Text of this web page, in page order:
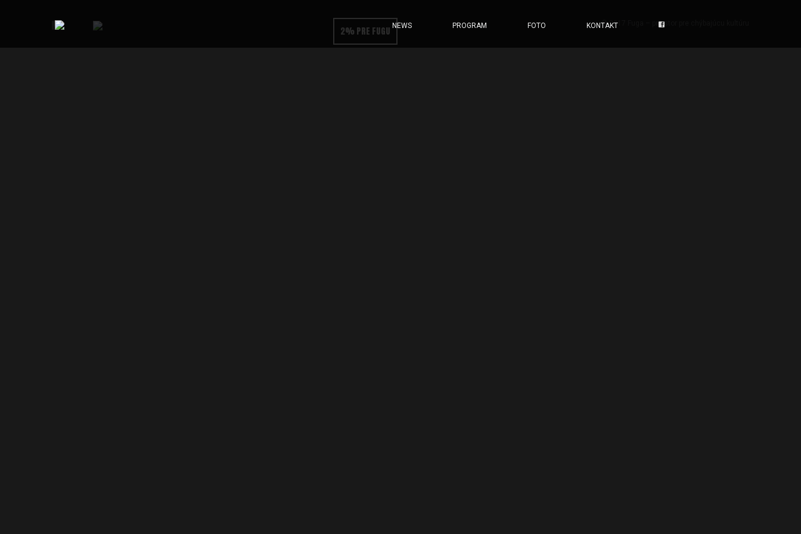
NEWS PROGRAM FOTO KONTAKT
2% PRE FUGU
© 2017 Fuga – priestor pre chýbajúcu kultúru